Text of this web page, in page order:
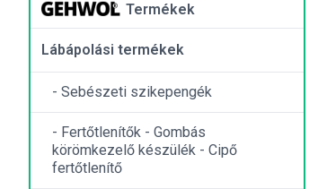
Termékek
Lábápolási termékek
- Sebészeti szikepengék
- Fertőtlenítők - Gombás
körömkezelő készülék - Cipő
fertőtlenítő